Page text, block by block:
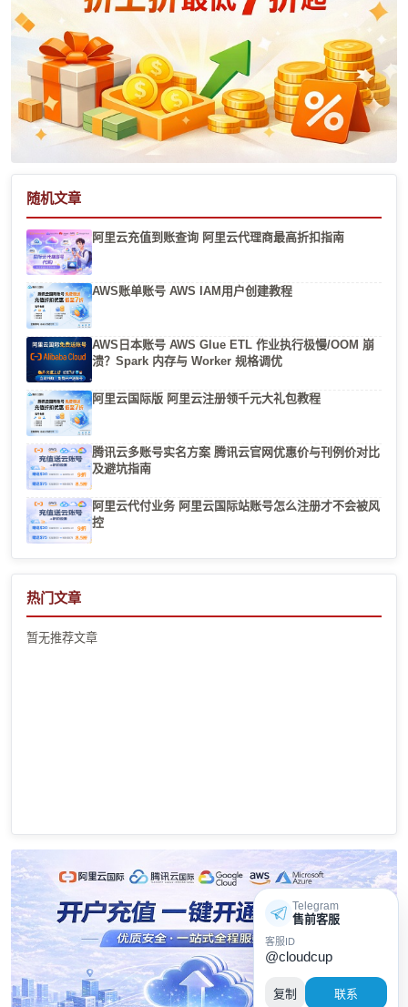
随机文章
阿里云充值到账查询 阿里云代理商最高折扣指南
AWS账单账号 AWS IAM用户创建教程
AWS日本账号 AWS Glue ETL 作业执行极慢/OOM 崩
溃？Spark 内存与 Worker 规格调优
阿里云国际版 阿里云注册领千元大礼包教程
腾讯云多账号实名方案 腾讯云官网优惠价与刊例价对比
及避坑指南
阿里云代付业务 阿里云国际站账号怎么注册才不会被风
控
热门文章
暂无推荐文章
Telegram
售前客服
客服ID
@cloudcup
复制 联系